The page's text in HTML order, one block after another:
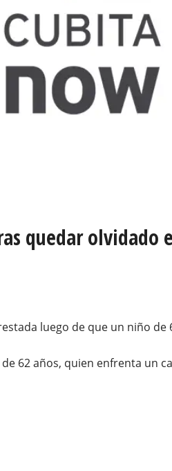
quedar olvidado
luego de que un niño
62 años, quien enfrenta un